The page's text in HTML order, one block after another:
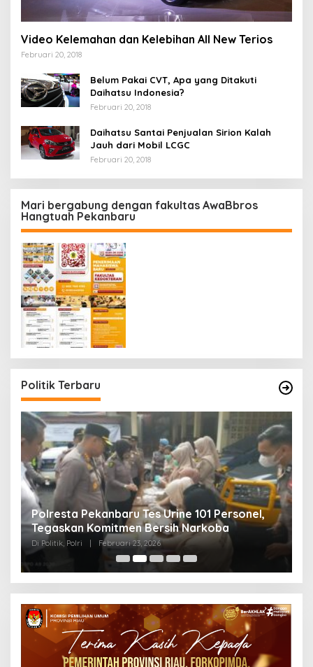
Video Kelemahan dan Kelebihan All New Terios
Februari 20, 2018
Belum Pakai CVT, Apa yang Ditakuti
Daihatsu Indonesia?
Februari 20, 2018
Daihatsu Santai Penjualan Sirion Kalah
Jauh dari Mobil LCGC
Februari 20, 2018
Mari bergabung dengan fakultas AwaBbros
Hangtuah Pekanbaru
Politik Terbaru
Polresta Pekanbaru Tes Urine 101 Personel,
Tegaskan Komitmen Bersih Narkoba
Di Politik, Polri | Februari 23, 2026